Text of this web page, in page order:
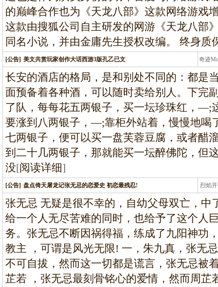
的巅峰合作也为《天龙八部》这款网络游戏
这款由搜狐公司自主研发的网游《天龙八部
同名小说，并由金庸先生授权改编。 终身质
[公告] 美文共赏玩家创作大话西游3版孔乙已文 奇迹
条
长安的酒店的格局，是和别处不同的：都是
面预备着各种酒，可以随时卖给别人。下完
了队，每每花五两银子，买一坛珍珠红，—;
要涨到八两银子，—;靠柜外站着，慢慢地喝
七两银子，便可以买一盘芙蓉豆腐，或者醋
到二十几两银子，那就能买一坛醉佛陀，但
没[阅读详细]
[公告] 盘点倚天屠龙记张无忌的恋爱史 初恋最残忍! 烈焰
龙
张无忌 无疑是很不幸的，自幼父母双亡，中
给一个人无尽苦难的同时，也给予了这个人
务。张无忌不断因祸得福，练成了九阳神功
教主 ，可谓是风光无限! 一，朱九真，张无
不可自拔，然而这一切都是谎言，张无忌被
芷若 ，张无忌最刻骨铭心的爱情，然而周芷